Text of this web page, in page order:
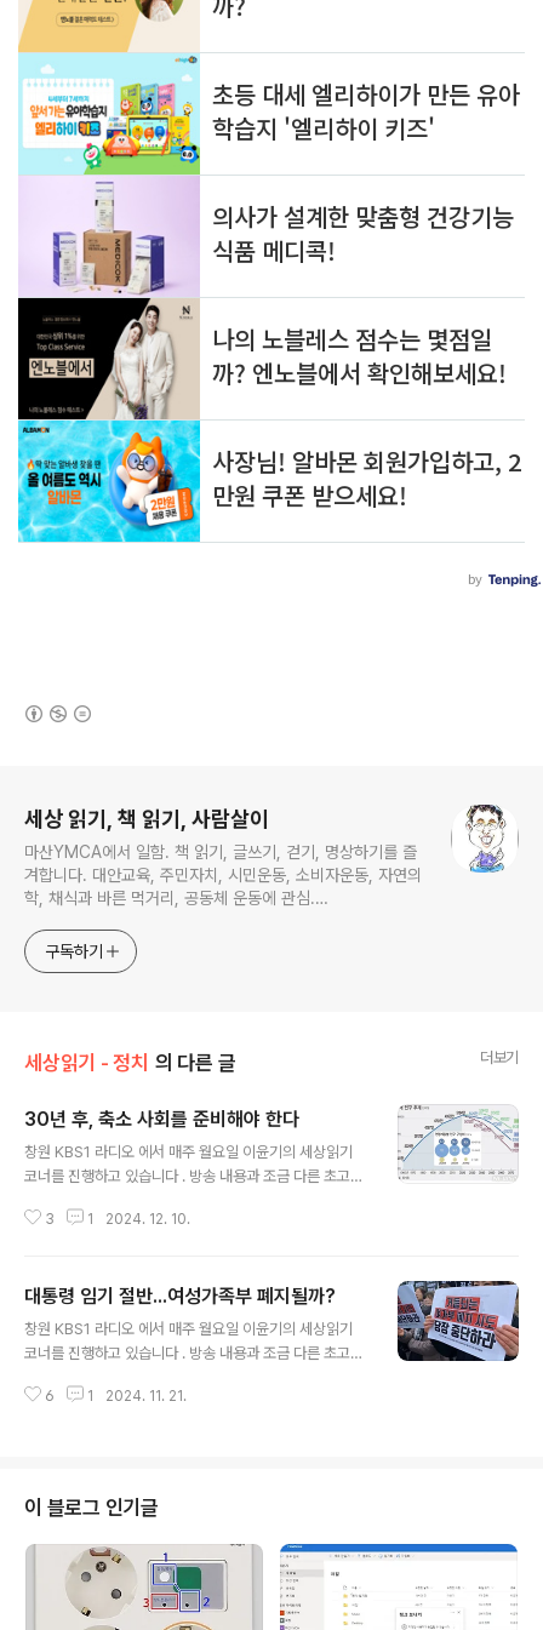
세상 읽기, 책 읽기, 사람살이
마산YMCA에서 일함. 책 읽기, 글쓰기, 걷기, 명상하기를 즐
겨합니다. 대안교육, 주민자치, 시민운동, 소비자운동, 자연의
학, 채식과 바른 먹거리, 공동체 운동에 관심.
http://www.facebook.com/ymcaman
구독하기
세상읽기 - 정치 의 다른 글 더보기
30년 후, 축소 사회를 준비해야 한다
창원 KBS1 라디오 에서 매주 월요일 이윤기의 세상읽기
코너를 진행하고 있습니다 . 방송 내용과 조금 다른 초고이
3 방송분) 최근 통계청에서 2022년을 기준으로 2052년
150만 명 이상 줄어들 것이라고 예측하고 있습니다. 오늘
은 장래인구추계 자료에 나타난 우리 지역의 미래 모습을
함께 생각해보겠습니다. 우선 총인구 변화를 살펴보면 20
수가 많은 인구 자연감소가 시작되었으며, 2045년이 되면
3 1 2024. 12. 10.
대통령 임기 절반...여성가족부 폐지될까?
창원 KBS1 라디오 에서 매주 월요일 이윤기의 세상읽기
코너를 진행하고 있습니다 . 방송 내용과 조금 다른 초고이
13 방송분) 어린이날, 어버이날이 포함된 가정의 달 5
치 상태에 있는 여성가족부 문제에 대하여 함께 생각해 보
겠습니다. 여성가족부 폐지 논란이 시작된 것은 지난 20
대 대통령 선거에 출마한 국민의힘, 우리공화당 등 보수정
당 후보들이 여성가족부 폐지를 공약으로 내걸면서 시작되
었고, 윤석열 대통령 당선 이후에 여성가족부 폐지를 추진
하면서 본격화 되었지요. 여당이된 국..
6 1 2024. 11. 21.
이 블로그 인기글